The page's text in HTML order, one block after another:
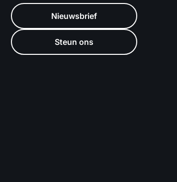
Nieuwsbrief
Steun ons